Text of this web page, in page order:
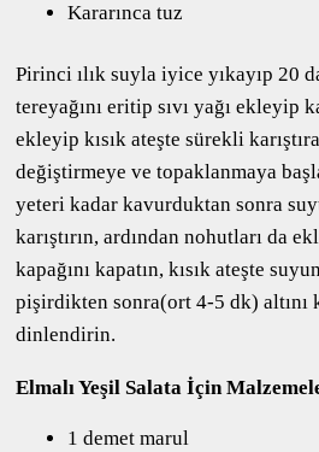
Kararınca tuz
Pirinci ılık suyla iyice yıkayıp 20
tereyağını eritip sıvı yağı ekleyip
ekleyip kısık ateşte sürekli
değiştirmeye ve topaklanmaya
yeteri kadar kavurduktan sonra
karıştırın, ardından nohutları da
kapağını kapatın, kısık ateşte
pişirdikten sonra(ort 4-5 dk) altını
dinlendirin.
Elmalı Yeşil Salata İçin
1 demet marul